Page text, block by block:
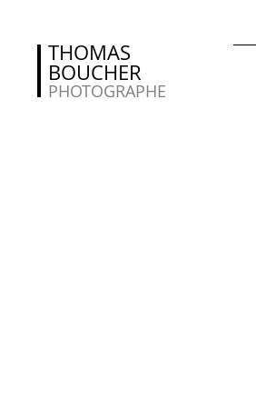
THOMAS
BOUCHER
PHOTOGRAPHE